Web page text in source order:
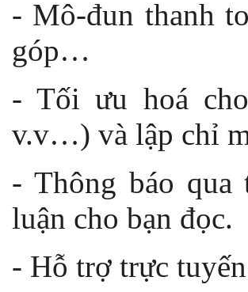
- Mô-đun thanh
góp…
- Tối ưu hoá
v.v…) và lập chỉ
- Thông báo
luận cho bạn đọc.
- Hỗ trợ trực